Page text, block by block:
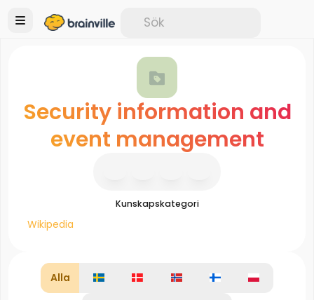
Security information and
event management
Kunskapskategori
Wikipedia
Alla